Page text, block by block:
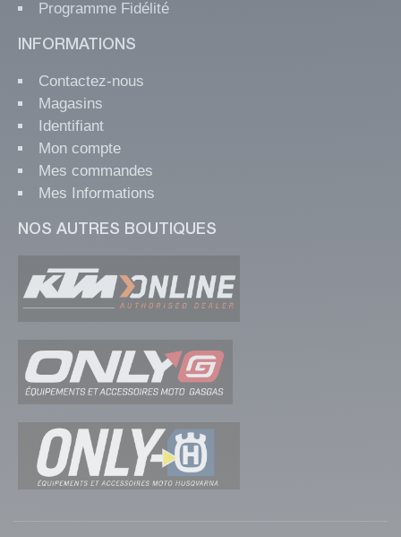
Programme Fidélité
INFORMATIONS
Contactez-nous
Magasins
Identifiant
Mon compte
Mes commandes
Mes Informations
NOS AUTRES BOUTIQUES